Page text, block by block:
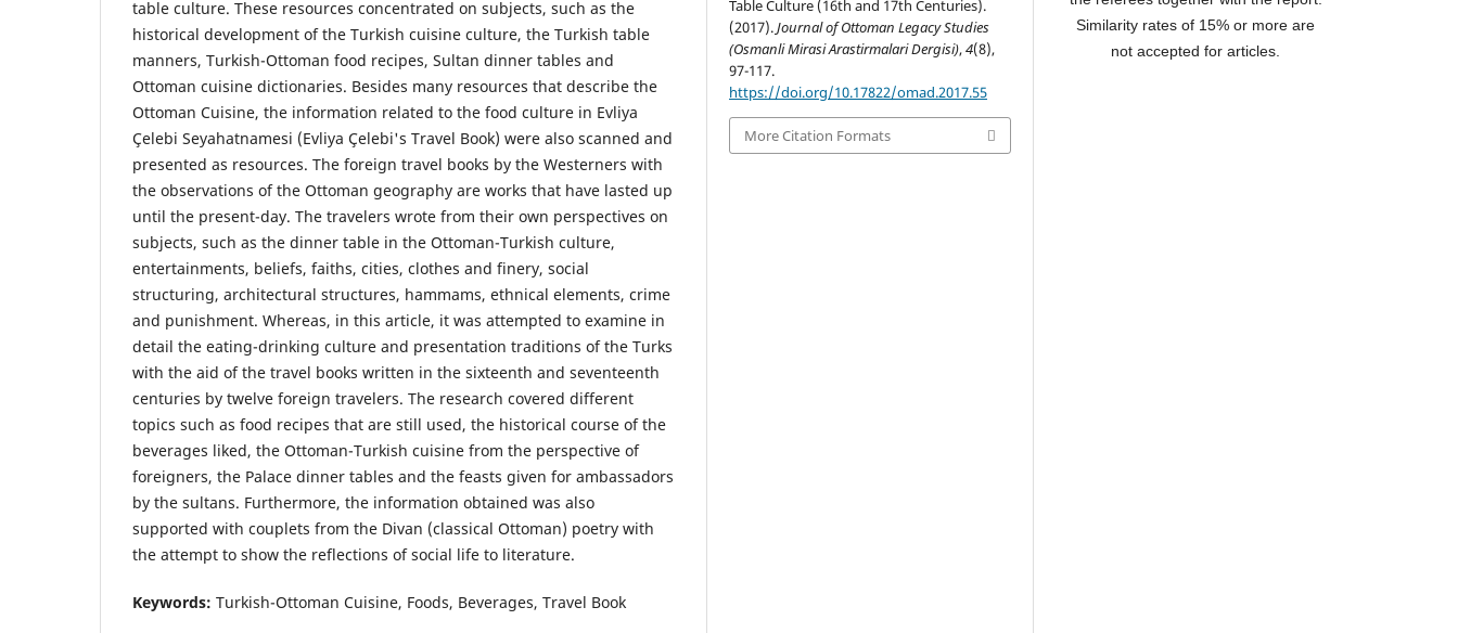
table culture. These resources concentrated on subjects, such as the
historical development of the Turkish cuisine culture, the Turkish table
manners, Turkish-Ottoman food recipes, Sultan dinner tables and
Ottoman cuisine dictionaries. Besides many resources that describe the
Ottoman Cuisine, the information related to the food culture in Evliya
Çelebi Seyahatnamesi (Evliya Çelebi's Travel Book) were also scanned and
presented as resources. The foreign travel books by the Westerners with
the observations of the Ottoman geography are works that have lasted up
until the present-day. The travelers wrote from their own perspectives on
subjects, such as the dinner table in the Ottoman-Turkish culture,
entertainments, beliefs, faiths, cities, clothes and finery, social
structuring, architectural structures, hammams, ethnical elements, crime
and punishment. Whereas, in this article, it was attempted to examine in
detail the eating-drinking culture and presentation traditions of the Turks
with the aid of the travel books written in the sixteenth and seventeenth
centuries by twelve foreign travelers. The research covered different
topics such as food recipes that are still used, the historical course of the
beverages liked, the Ottoman-Turkish cuisine from the perspective of
foreigners, the Palace dinner tables and the feasts given for ambassadors
by the sultans. Furthermore, the information obtained was also
supported with couplets from the Divan (classical Ottoman) poetry with
the attempt to show the reflections of social life to literature.
Keywords: Turkish-Ottoman Cuisine, Foods, Beverages, Travel Book
Table Culture (16th and 17th Centuries).
(2017).Journal of Ottoman Legacy Studies
(Osmanli Mirasi Arastirmalari Dergisi),4(8),
97-117.
https://doi.org/10.17822/omad.2017.55
More Citation Formats
Similarity rates of 15% or more are
not accepted for articles.